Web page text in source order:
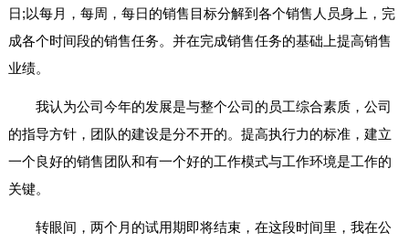
日;以每月，每周，每日的销售目标分解到各个销售人员身上，完
成各个时间段的销售任务。并在完成销售任务的基础上提高销售
业绩。
我认为公司今年的发展是与整个公司的员工综合素质，公司
的指导方针，团队的建设是分不开的。提高执行力的标准，建立
一个良好的销售团队和有一个好的工作模式与工作环境是工作的
关键。
转眼间，两个月的试用期即将结束，在这段时间里，我在公